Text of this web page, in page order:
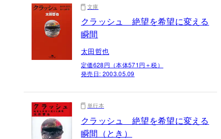
文庫
クラッシュ 絶望を希望に変える
瞬間
太田哲也
定価628円（本体571円＋税）
発売日: 2003.05.09
単行本
クラッシュ 絶望を希望に変える
瞬間（とき）